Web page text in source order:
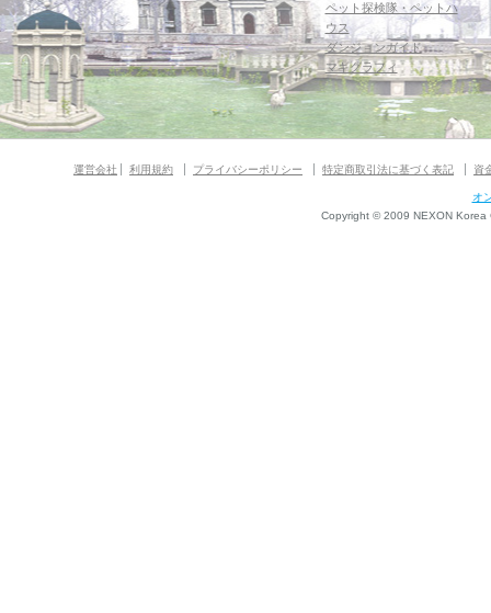
ペット探検隊・ペットハ
ウス
ダンジョンガイド
マギグラフィ
運営会社 利用規約 プライバシーポリシー 特定商取引法に基づく表記 資
オ
Copyright © 2009 NEXON Korea